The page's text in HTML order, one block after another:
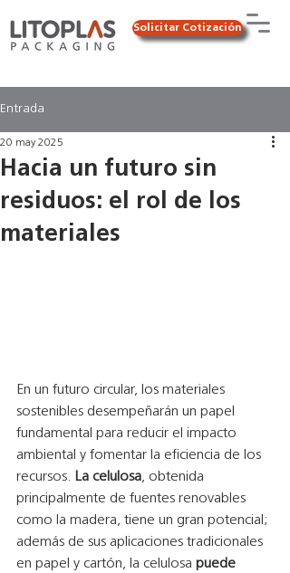
Solicitar Cotización
Entrada
Hacia un futuro sin
residuos: el rol de los
materiales
20 may 2025
En un futuro circular, los materiales
sostenibles desempeñarán un papel
fundamental para reducir el impacto
ambiental y fomentar la eficiencia de los
recursos. La celulosa, obtenida
principalmente de fuentes renovables
como la madera, tiene un gran potencial;
además de sus aplicaciones tradicionales
en papel y cartón, la celulosa puede